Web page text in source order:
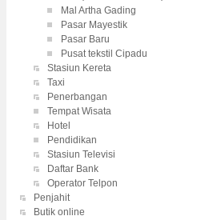
Mal Artha Gading
Pasar Mayestik
Pasar Baru
Pusat tekstil Cipadu
Stasiun Kereta
Taxi
Penerbangan
Tempat Wisata
Hotel
Pendidikan
Stasiun Televisi
Daftar Bank
Operator Telpon
Penjahit
Butik online